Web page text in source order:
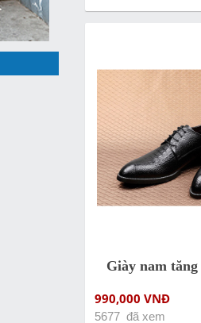
Giày nam tăng
990,000 VNĐ
5677 đã xem